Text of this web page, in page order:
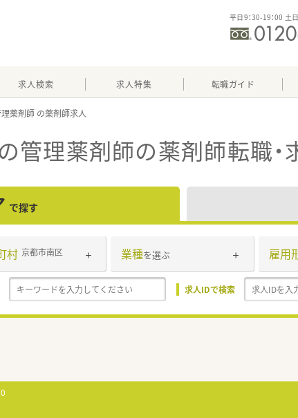
平日9：30-19：00 土
求人検索 求人特集 転職ガイド
薬剤師
管理薬剤師の薬剤師転職
で探す
村 京都市南区 業種を選ぶ 雇用
求人IDで検索